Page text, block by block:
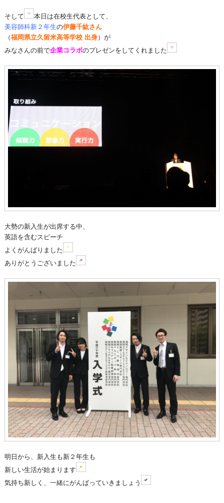
そして
本日は在校生代表として、
美容師科新２年生の伊藤千紘さん
（福岡県立久留米高等学校 出身）が
みなさんの前で企業コラボのプレゼンをしてくれました
大勢の新入生が出席する中、
英語を含むスピーチ
よくがんばりました
ありがとうございました
明日から、新入生も新２年生も
新しい生活が始まります
気持ち新しく、一緒にがんばっていきましょう